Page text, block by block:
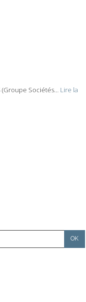
Sociétés... Lire la